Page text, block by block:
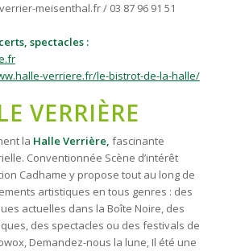
meisenthal.fr / 03 87 96 91 51
spectacles :
verriere.fr/le-bistrot-de-la-halle/
VERRIÈRE
la Halle Verrière, fascinante
Conventionnée Scène d’intérêt
Cadhame y propose tout au long de
artistiques en tous genres : des
actuelles dans la Boîte Noire, des
des spectacles ou des festivals de
Demandez-nous la lune, Il été une